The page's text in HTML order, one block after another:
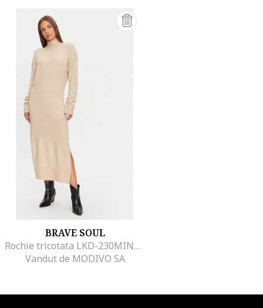
BRAVE SOUL
Rochie tricotata LKD-230MINGLGBST Bej Regular Fit, Acril
Vandut de MODIVO SA